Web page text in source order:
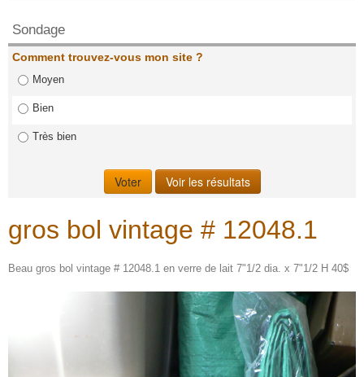
Sondage
Comment trouvez-vous mon site ?
Moyen
Bien
Très bien
gros bol vintage # 12048.1
Beau gros bol vintage # 12048.1 en verre de lait 7"1/2 dia. x 7"1/2 H 40$